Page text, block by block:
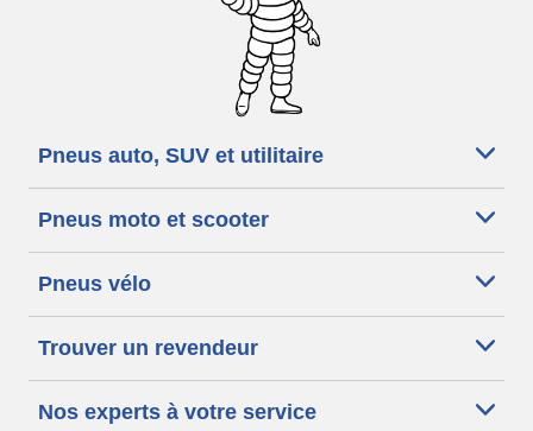
Pneus auto, SUV et utilitaire
Pneus moto et scooter
Pneus vélo
Trouver un revendeur
Nos experts à votre service